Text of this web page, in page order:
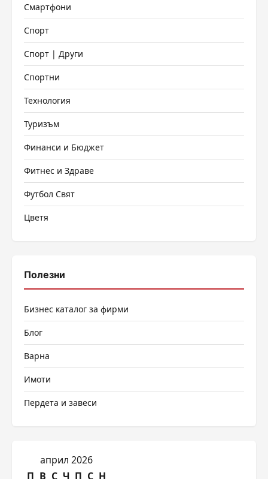
Смартфони
Спорт
Спорт | Други
Спортни
Технология
Туризъм
Финанси и Бюджет
Фитнес и Здраве
Футбол Свят
Цветя
Полезни
Бизнес каталог за фирми
Блог
Варна
Имоти
Пердета и завеси
април 2026
П В С Ч П С Н